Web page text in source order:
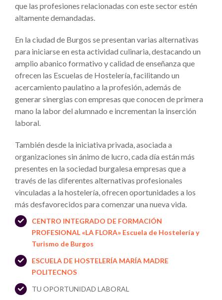
que las profesiones relacionadas con este sector estén
altamente demandadas.
En la ciudad de Burgos se presentan varias alternativas
para iniciarse en esta actividad culinaria, destacando un
amplio abanico formativo y calidad de enseñanza que
ofrecen las Escuelas de Hostelería, facilitando un
acercamiento paulatino a la profesión, además de
generar sinergias con empresas que conocen de primera
mano la labor del alumnado e incrementan la inserción
laboral.
También desde la iniciativa privada, asociada a
organizaciones sin ánimo de lucro, cada día están más
presentes en la sociedad burgalesa empresas que a
través de las diferentes alternativas profesionales
vinculadas a la hostelería, ofrecen oportunidades a los
más desfavorecidos para comenzar una nueva vida.
CENTRO INTEGRADO DE FORMACIÓN
PROFESIONAL «LA FLORA» Escuela de Hostelería y
Turismo de Burgos
ESCUELA DE HOSTELERÍA MARÍA MADRE
POLITECNOS
TU OPORTUNIDAD LABORAL